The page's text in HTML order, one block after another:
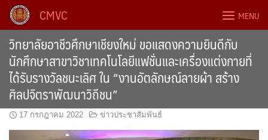
Skip
content
CMVC MENU
วิทยาลัยอาชีวศึกษาเชียงใหม่ ขอแสดงความยินดีกับ
นักศึกษาสาขาวิชาเทคโนโลยีแฟชั่นและเครื่องแต่งกายที่
ได้รับรางวัลชนะเลิศ ใน “งานอัตลักษณ์ลายผ้า สร้าง
ศิลปจิตราพัฒนาวิถีชน”
17 กรกฎาคม 2022 ข่าวประชาสัมพันธ์